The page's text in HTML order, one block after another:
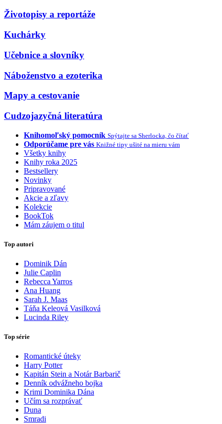
Životopisy a reportáže
Kuchárky
Učebnice a slovníky
Náboženstvo a ezoterika
Mapy a cestovanie
Cudzojazyčná literatúra
Knihomoľský pomocník Spýtajte sa Sherlocka, čo čítať
Odporúčame pre vás Knižné tipy ušité na mieru vám
Všetky knihy
Knihy roka 2025
Bestsellery
Novinky
Pripravované
Akcie a zľavy
Kolekcie
BookTok
Mám záujem o titul
Top autori
Dominik Dán
Julie Caplin
Rebecca Yarros
Ana Huang
Sarah J. Maas
Táňa Keleová Vasilková
Lucinda Riley
Top série
Romantické úteky
Harry Potter
Kapitán Stein a Notár Barbarič
Denník odvážneho bojka
Krimi Dominika Dána
Učím sa rozprávať
Duna
Smradi